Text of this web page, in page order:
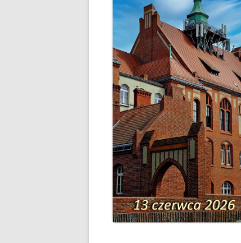
50 lecie szkoły